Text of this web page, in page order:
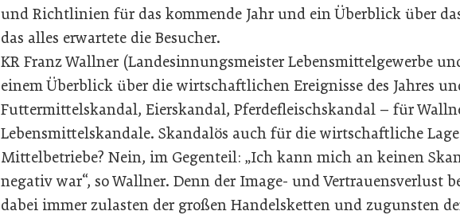
und Richtlinien für das kommende Jahr und ein Überblick über
das alles erwartete die Besucher.
KR Franz Wallner (Landesinnungsmeister Lebensmittelgewerbe
einem Überblick über die wirtschaftlichen Ereignisse des Jahres
Futtermittelskandal, Eierskandal, Pferdefleischskandal – für
Lebensmittelskandale. Skandalös auch für die wirtschaftliche
Mittelbetriebe? Nein, im Gegenteil: „Ich kann mich an keinen
negativ war“, so Wallner. Denn der Image- und Vertrauensverlust
dabei immer zulasten der großen Handelsketten und zugunsten